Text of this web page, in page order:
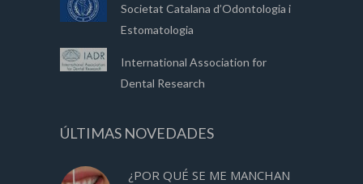
Societat Catalana d’Odontologia i
Estomatologia
International Association for
Dental Research
ÚLTIMAS NOVEDADES
¿POR QUÉ SE ME MANCHAN